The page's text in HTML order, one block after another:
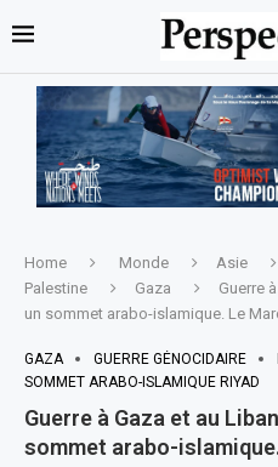
Home Monde Asie
Palestine
Gaza
Guerre
un sommet arabo-islamique. Le
GAZA GUERRE GÉNOCIDAIRE
SOMMET ARABO-ISLAMIQUE RIYAD
Guerre à Gaza et au
sommet arabo-